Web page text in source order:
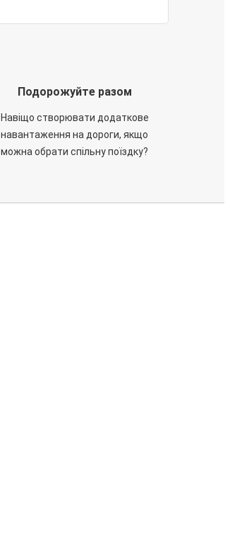
Подорожуйте разом
Навіщо створювати додаткове
навантаження на дороги, якщо
можна обрати спільну поїздку?